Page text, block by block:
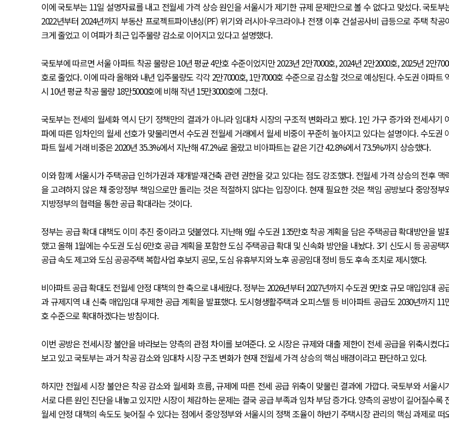
이에 국토부는 11일 설명자료를 내고 전월세 가격 상승 원인을 서울시가 제기한 규제 문제만으로 볼 수 없다고 맞섰다. 국토부
2022년부터 2024년까지 부동산 프로젝트파이낸싱(PF) 위기와 러시아·우크라이나 전쟁 이후 건설공사비 급등으로 주택 착공
크게 줄었고 이 여파가 최근 입주물량 감소로 이어지고 있다고 설명했다.
국토부에 따르면 서울 아파트 착공 물량은 10년 평균 4만호 수준이었지만 2023년 2만7000호, 2024년 2만2000호, 2025년 2만
호로 줄었다. 이에 따라 올해와 내년 입주물량도 각각 2만7000호, 1만7000호 수준으로 감소할 것으로 예상된다. 수도권 아파트
시 10년 평균 착공 물량 18만5000호에 비해 작년 15만3000호에 그쳤다.
국토부는 전세의 월세화 역시 단기 정책만의 결과가 아니라 임대차 시장의 구조적 변화라고 봤다. 1인 가구 증가와 전세사기
파에 따른 임차인의 월세 선호가 맞물리면서 수도권 전월세 거래에서 월세 비중이 꾸준히 높아지고 있다는 설명이다. 수도권
파트 월세 거래 비중은 2020년 35.3%에서 지난해 47.2%로 올랐고 비아파트는 같은 기간 42.8%에서 73.5%까지 상승했다.
이와 함께 서울시가 주택공급 인허가권과 재개발·재건축 관련 권한을 갖고 있다는 점도 강조했다. 전월세 가격 상승의 전후 맥
을 고려하지 않은 채 중앙정부 책임으로만 돌리는 것은 적절하지 않다는 입장이다. 현재 필요한 것은 책임 공방보다 중앙정부
지방정부의 협력을 통한 공급 확대라는 것이다.
정부는 공급 확대 대책도 이미 추진 중이라고 덧붙였다. 지난해 9월 수도권 135만호 착공 계획을 담은 주택공급 확대방안을 발
했고 올해 1월에는 수도권 도심 6만호 공급 계획을 포함한 도심 주택공급 확대 및 신속화 방안을 내놨다. 3기 신도시 등 공공택
공급 속도 제고와 도심 공공주택 복합사업 후보지 공모, 도심 유휴부지와 노후 공공임대 정비 등도 후속 조치로 제시했다.
비아파트 공급 확대도 전월세 안정 대책의 한 축으로 내세웠다. 정부는 2026년부터 2027년까지 수도권 9만호 규모 매입임대 공
과 규제지역 내 신축 매입임대 무제한 공급 계획을 발표했다. 도시형생활주택과 오피스텔 등 비아파트 공급도 2030년까지 11
호 수준으로 확대하겠다는 방침이다.
이번 공방은 전세시장 불안을 바라보는 양측의 관점 차이를 보여준다. 오 시장은 규제와 대출 제한이 전세 공급을 위축시켰다
보고 있고 국토부는 과거 착공 감소와 임대차 시장 구조 변화가 현재 전월세 가격 상승의 핵심 배경이라고 판단하고 있다.
하지만 전월세 시장 불안은 착공 감소와 월세화 흐름, 규제에 따른 전세 공급 위축이 맞물린 결과에 가깝다. 국토부와 서울시
서로 다른 원인 진단을 내놓고 있지만 시장이 체감하는 문제는 결국 공급 부족과 임차 부담 증가다. 양측의 공방이 길어질수록
월세 안정 대책의 속도도 늦어질 수 있다는 점에서 중앙정부와 서울시의 정책 조율이 하반기 주택시장 관리의 핵심 과제로 떠